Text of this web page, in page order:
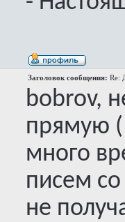
Заголовок сообщения: Re:
bobrov,
прямую
много
писем со
не